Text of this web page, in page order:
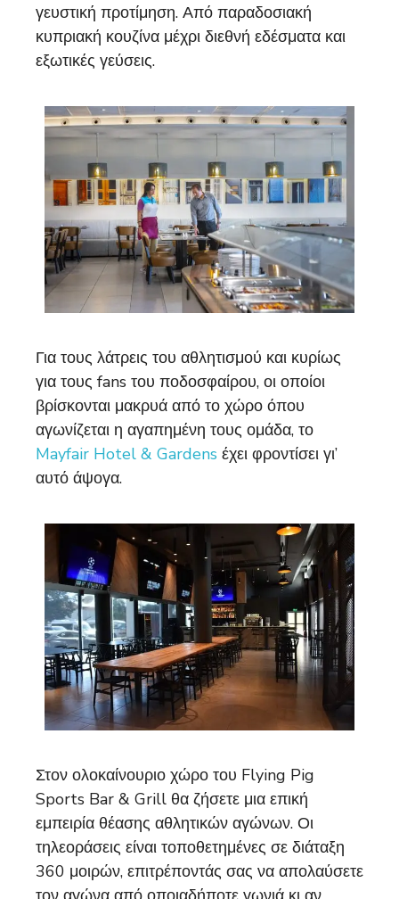
γευστική προτίμηση. Από παραδοσιακή
κυπριακή κουζίνα μέχρι διεθνή εδέσματα και
εξωτικές γεύσεις.
Για τους λάτρεις του αθλητισμού και κυρίως
για τους fans του ποδοσφαίρου, οι οποίοι
βρίσκονται μακρυά από το χώρο όπου
αγωνίζεται η αγαπημένη τους ομάδα, το
Mayfair Hotel & Gardens έχει φροντίσει γι’
αυτό άψογα.
Στον ολοκαίνουριο χώρο του Flying Pig
Sports Bar & Grill θα ζήσετε μια επική
εμπειρία θέασης αθλητικών αγώνων. Οι
τηλεοράσεις είναι τοποθετημένες σε διάταξη
360 μοιρών, επιτρέποντάς σας να απολαύσετε